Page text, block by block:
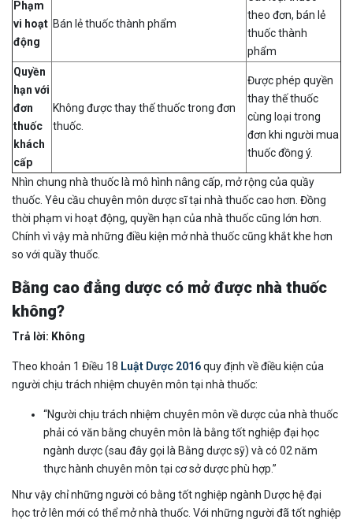
Phạm
vi hoạt
động
Bán lẻ thuốc thành phẩm
theo đơn, bán lẻ
thuốc thành
phẩm
Quyền
hạn với
đơn
thuốc
khách
cấp
Không được thay thế thuốc trong đơn
thuốc.
Được phép quyền
thay thế thuốc
cùng loại trong
đơn khi người mua
thuốc đồng ý.
Nhìn chung nhà thuốc là mô hình nâng cấp, mở rộng của quầy
thuốc. Yêu cầu chuyên môn dược sĩ tại nhà thuốc cao hơn. Đồng
thời phạm vi hoạt động, quyền hạn của nhà thuốc cũng lớn hơn.
Chính vì vậy mà những điều kiện mở nhà thuốc cũng khắt khe hơn
so với quầy thuốc.
Bằng cao đẳng dược có mở được nhà thuốc
không?
Trả lời: Không
Theo khoản 1 Điều 18 Luật Dược 2016quy định về điều kiện của
người chịu trách nhiệm chuyên môn tại nhà thuốc:
“Người chịu trách nhiệm chuyên môn về dược của nhà thuốc
phải có văn bằng chuyên môn là bằng tốt nghiệp đại học
ngành dược (sau đây gọi là Bằng dược sỹ) và có 02 năm
thực hành chuyên môn tại cơ sở dược phù hợp.”
Như vậy chỉ những người có bằng tốt nghiệp ngành Dược hệ đại
học trở lên mới có thể mở nhà thuốc. Với những người đã tốt nghiệp